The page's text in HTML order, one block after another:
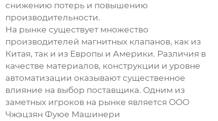
снижению потерь и повышению
производительности.
На рынке существует множество
производителей магнитных клапанов, как из
Китая, так и из Европы и Америки. Различия в
качестве материалов, конструкции и уровне
автоматизации оказывают существенное
влияние на выбор поставщика. Одним из
заметных игроков на рынке является ООО
Чжэцзян Фуюе Машинери